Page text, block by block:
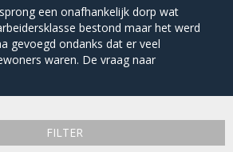
een onafhankelijk dorp wat
bestond maar het werd
gevoegd ondanks dat er veel
waren. De vraag naar
Gràcia is zelfs vandaag nog te horen,
terug te zien in namen zoals Mercat
de la Revolució.
FILTER